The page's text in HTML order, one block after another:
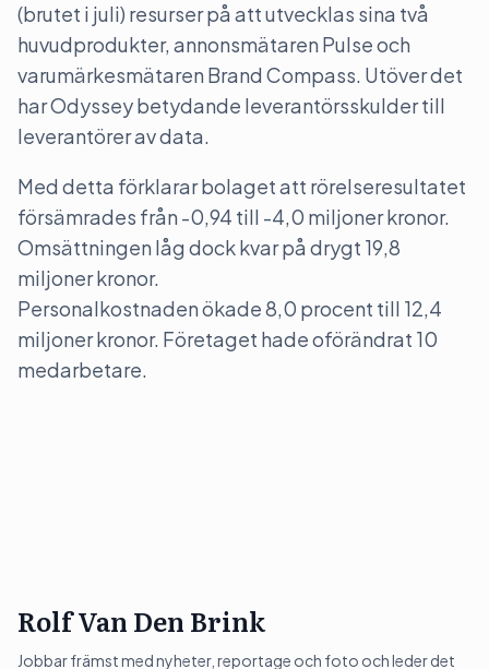
(brutet i juli) resurser på att utvecklas sina två
huvudprodukter, annonsmätaren Pulse och
varumärkesmätaren Brand Compass. Utöver det
har Odyssey betydande leverantörsskulder till
leverantörer av data.
Med detta förklarar bolaget att rörelseresultatet
försämrades från -0,94 till -4,0 miljoner kronor.
Omsättningen låg dock kvar på drygt 19,8
miljoner kronor.
Personalkostnaden ökade 8,0 procent till 12,4
miljoner kronor. Företaget hade oförändrat 10
medarbetare.
Rolf Van Den Brink
Jobbar främst med nyheter, reportage och foto och leder det